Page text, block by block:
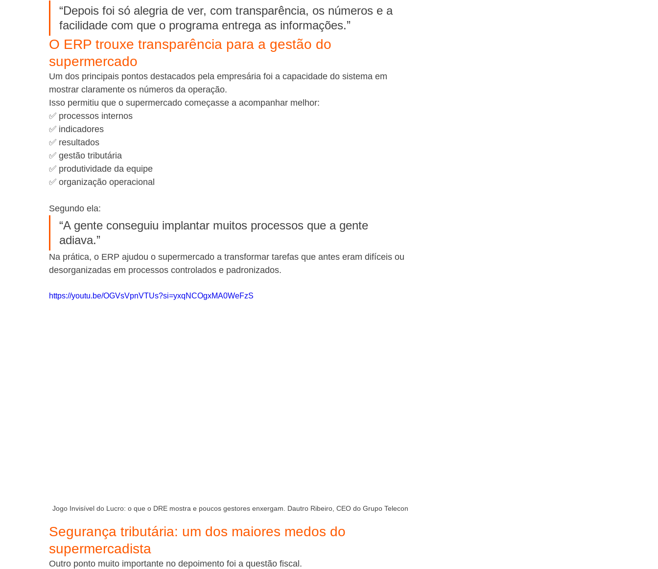
“Depois foi só alegria de ver, com transparência, os números e a
facilidade com que o programa entrega as informações.”
O ERP trouxe transparência para a gestão do
supermercado
Um dos principais pontos destacados pela empresária foi a capacidade do sistema em
mostrar claramente os números da operação.
Isso permitiu que o supermercado começasse a acompanhar melhor:
✅ processos internos
✅ indicadores
✅ resultados
✅ gestão tributária
✅ produtividade da equipe
✅ organização operacional
Segundo ela:
“A gente conseguiu implantar muitos processos que a gente
adiava.”
Na prática, o ERP ajudou o supermercado a transformar tarefas que antes eram difíceis ou
desorganizadas em processos controlados e padronizados.
https://youtu.be/OGVsVpnVTUs?si=yxqNCOgxMA0WeFzS
Jogo Invisível do Lucro: o que o DRE mostra e poucos gestores enxergam. Dautro Ribeiro, CEO do Grupo Telecon
Segurança tributária: um dos maiores medos do
supermercadista
Outro ponto muito importante no depoimento foi a questão fiscal.